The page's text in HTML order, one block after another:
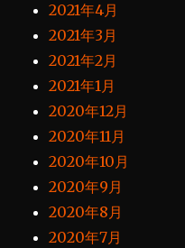
2021年4月
2021年3月
2021年2月
2021年1月
2020年12月
2020年11月
2020年10月
2020年9月
2020年8月
2020年7月